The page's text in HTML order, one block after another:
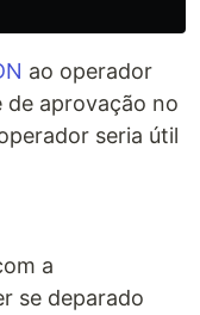
ao operador
de aprovação no
seria útil
a
se deparado